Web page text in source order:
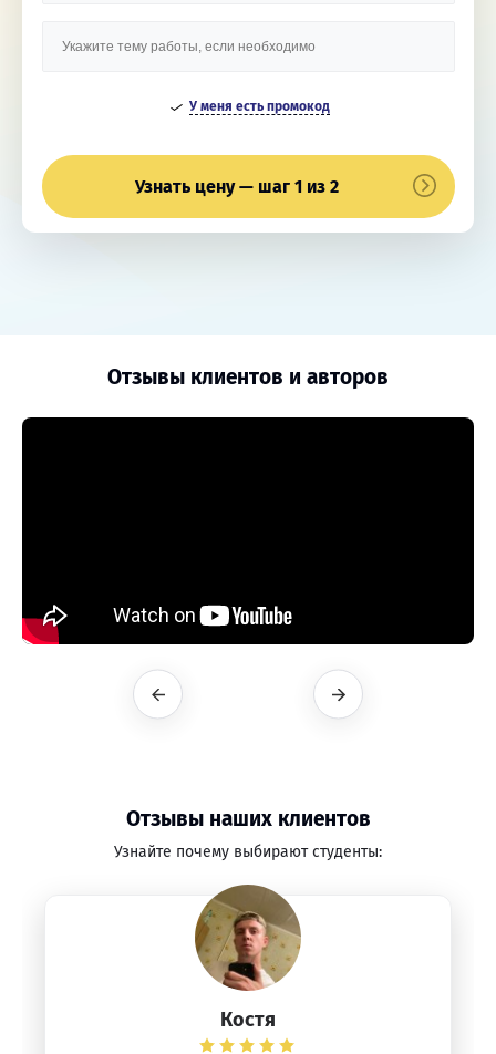
У меня есть промокод
Узнать цену — шаг 1 из 2
Отзывы клиентов и авторов
Отзывы наших клиентов
Узнайте почему выбирают студенты:
Костя